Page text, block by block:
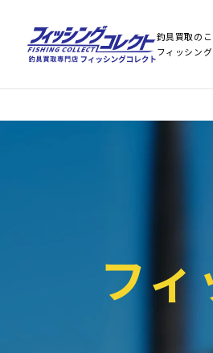
釣具買取の
フィッシン
Warning: Array to string conversion in
フ